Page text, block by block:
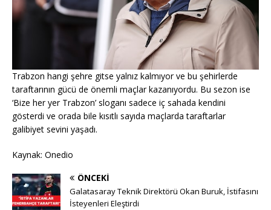
Trabzon hangi şehre gitse yalnız kalmıyor ve bu şehirlerde
taraftarının gücü de önemli maçlar kazanıyordu. Bu sezon ise
‘Bize her yer Trabzon’ sloganı sadece iç sahada kendini
gösterdi ve orada bile kısıtlı sayıda maçlarda taraftarlar
galibiyet sevini yaşadı.
Kaynak: Onedio
ÖNCEKI
Galatasaray Teknik Direktörü Okan Buruk, İstifasını
İsteyenleri Eleştirdi